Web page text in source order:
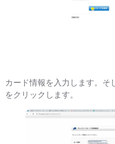
カード情報を入力します。そ
をクリックします。